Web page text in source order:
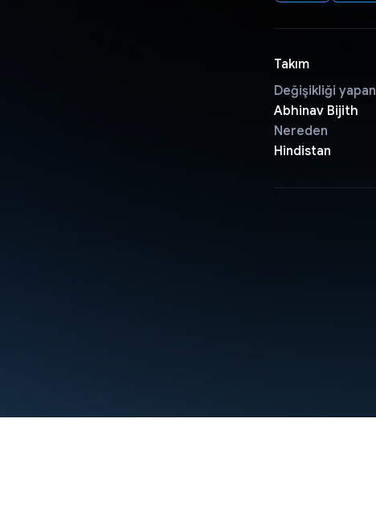
Takım
Değişikliği yapan
Abhinav Bijith
Nereden
Hindistan